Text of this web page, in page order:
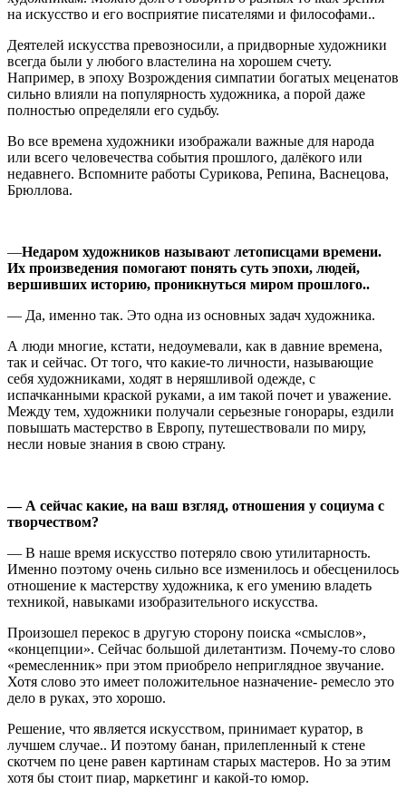
на искусство и его восприятие писателями и философами..
Деятелей искусства превозносили, а придворные художники
всегда были у любого властелина на хорошем счету.
Например, в эпоху Возрождения симпатии богатых меценатов
сильно влияли на популярность художника, а порой даже
полностью определяли его судьбу.
Во все времена художники изображали важные для народа
или всего человечества события прошлого, далёкого или
недавнего. Вспомните работы Сурикова, Репина, Васнецова,
Брюллова.
—Недаром художников называют летописцами времени.
Их произведения помогают понять суть эпохи, людей,
вершивших историю, проникнуться миром прошлого..
— Да, именно так. Это одна из основных задач художника.
А люди многие, кстати, недоумевали, как в давние времена,
так и сейчас. От того, что какие-то личности, называющие
себя художниками, ходят в неряшливой одежде, с
испачканными краской руками, а им такой почет и уважение.
Между тем, художники получали серьезные гонорары, ездили
повышать мастерство в Европу, путешествовали по миру,
несли новые знания в свою страну.
— А сейчас какие, на ваш взгляд, отношения у социума с
творчеством?
— В наше время искусство потеряло свою утилитарность.
Именно поэтому очень сильно все изменилось и обесценилось
отношение к мастерству художника, к его умению владеть
техникой, навыками изобразительного искусства.
Произошел перекос в другую сторону поиска «смыслов»,
«концепции». Сейчас большой дилетантизм. Почему-то слово
«ремесленник» при этом приобрело неприглядное звучание.
Хотя слово это имеет положительное назначение- ремесло это
дело в руках, это хорошо.
Решение, что является искусством, принимает куратор, в
лучшем случае.. И поэтому банан, прилепленный к стене
скотчем по цене равен картинам старых мастеров. Но за этим
хотя бы стоит пиар, маркетинг и какой-то юмор.